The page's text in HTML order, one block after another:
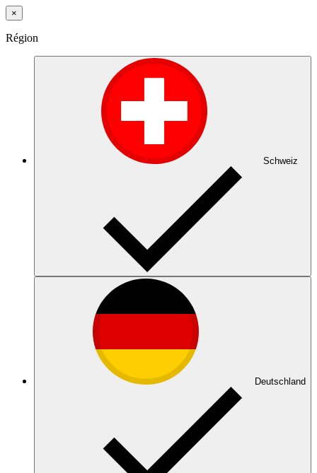
×
Région
Schweiz
Deutschland